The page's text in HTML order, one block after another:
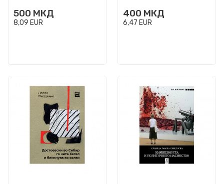
500 МКД
8,09 EUR
400 МКД
6,47 EUR